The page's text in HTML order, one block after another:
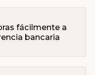
fácilmente a
bancaria